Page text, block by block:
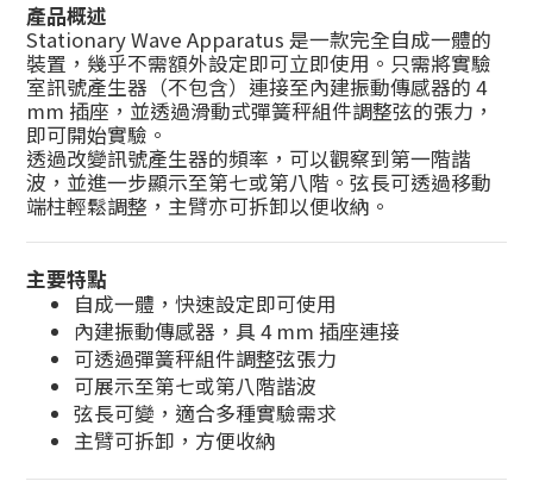
產品概述
Stationary Wave Apparatus 是一款完全自成一體的
裝置，幾乎不需額外設定即可立即使用。只需將實驗
室訊號產生器（不包含）連接至內建振動傳感器的 4
mm 插座，並透過滑動式彈簧秤組件調整弦的張力，
即可開始實驗。
透過改變訊號產生器的頻率，可以觀察到第一階諧
波，並進一步顯示至第七或第八階。弦長可透過移動
端柱輕鬆調整，主臂亦可拆卸以便收納。
主要特點
自成一體，快速設定即可使用
內建振動傳感器，具 4 mm 插座連接
可透過彈簧秤組件調整弦張力
可展示至第七或第八階諧波
弦長可變，適合多種實驗需求
主臂可拆卸，方便收納